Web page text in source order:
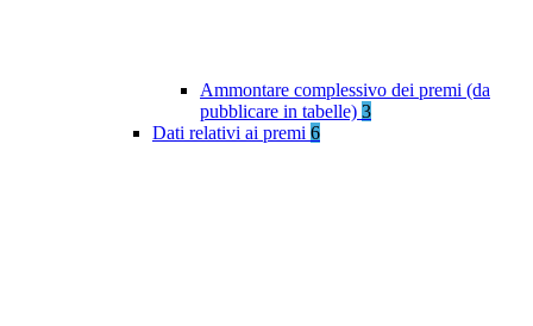
Ammontare complessivo dei premi (da
pubblicare in tabelle) 3
Dati relativi ai premi 6